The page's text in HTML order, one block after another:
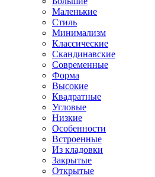
Маленькие
Стиль
Минимализм
Классические
Скандинавские
Современные
Форма
Высокие
Квадратные
Угловые
Низкие
Особенности
Встроенные
Из кладовки
Закрытые
Открытые